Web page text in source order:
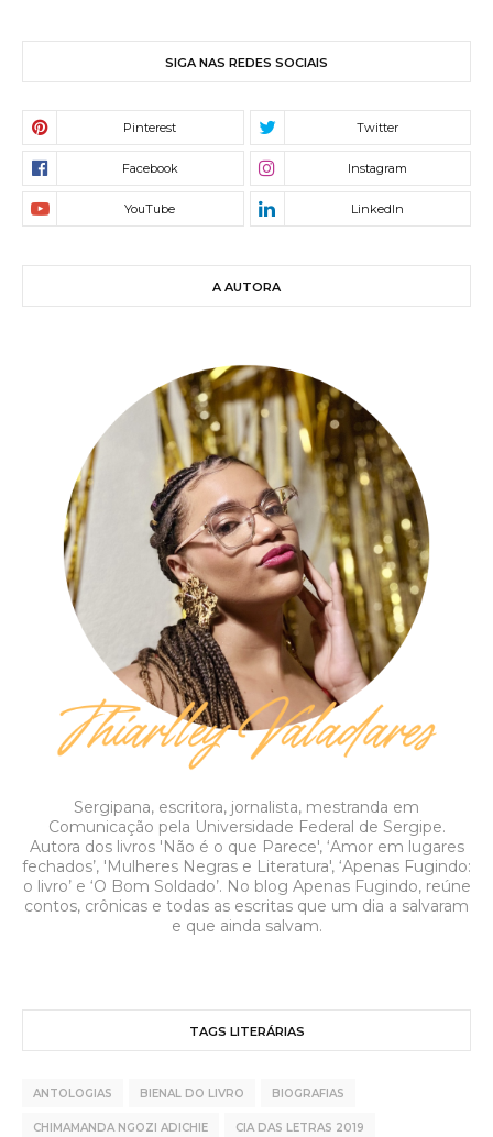
SIGA NAS REDES SOCIAIS
A AUTORA
Sergipana, escritora, jornalista, mestranda em
Comunicação pela Universidade Federal de Sergipe.
Autora dos livros 'Não é o que Parece', ‘Amor em lugares
fechados’, 'Mulheres Negras e Literatura', ‘Apenas Fugindo:
o livro’ e ‘O Bom Soldado’. No blog Apenas Fugindo, reúne
contos, crônicas e todas as escritas que um dia a salvaram
e que ainda salvam.
TAGS LITERÁRIAS
ANTOLOGIAS BIENAL DO LIVRO BIOGRAFIAS
CHIMAMANDA NGOZI ADICHIE CIA DAS LETRAS 2019